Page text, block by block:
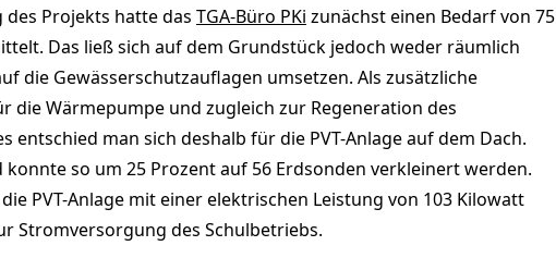
des Projekts hatte das TGA-Büro PKi zunächst einen Bedarf von 75
Das ließ sich auf dem Grundstück jedoch weder räumlich
die Gewässerschutzauflagen umsetzen. Als zusätzliche
die Wärmepumpe und zugleich zur Regeneration des
entschied man sich deshalb für die PVT-Anlage auf dem Dach.
konnte so um 25 Prozent auf 56 Erdsonden verkleinert werden.
PVT-Anlage mit einer elektrischen Leistung von 103 Kilowatt
Stromversorgung des Schulbetriebs.